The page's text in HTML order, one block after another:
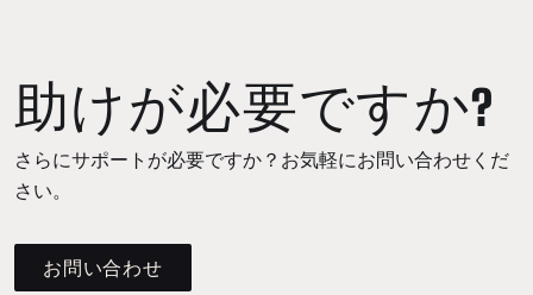
助けが必要ですか?
さらにサポートが必要ですか？お気軽にお問い合わせくだ
さい。
お問い合わせ